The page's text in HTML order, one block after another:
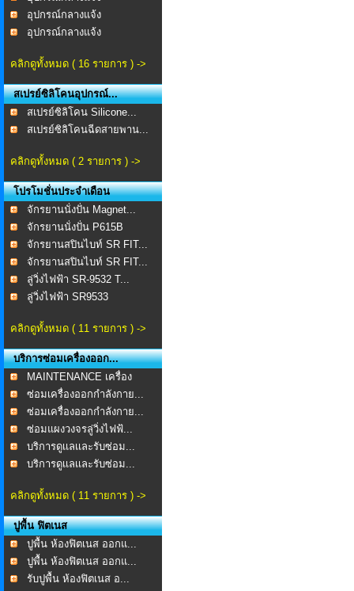
อุปกรณ์กลางแจ้ง
อุปกรณ์กลางแจ้ง
คลิกดูทั้งหมด ( 16 รายการ ) ->
สเปรย์ซิลิโคนอุปกรณ์...
สเปรย์ซิลิโคน Silicone...
สเปรย์ซิลิโคนฉีดสายพาน...
คลิกดูทั้งหมด ( 2 รายการ ) ->
โปรโมชั่นประจำเดือน
จักรยานนั่งปั่น Magnet...
จักรยานนั่งปั่น P615B
จักรยานสปินไบท์ SR FIT...
จักรยานสปินไบท์ SR FIT...
ลู่วิ่งไฟฟ้า SR-9532 T...
ลู่วิ่งไฟฟ้า SR9533
คลิกดูทั้งหมด ( 11 รายการ ) ->
บริการซ่อมเครื่องออก...
MAINTENANCE เครื่อง
ออก...ซ่อมเครื่องออกกำลังกาย...
ซ่อมเครื่องออกกำลังกาย...
ซ่อมแผงวงจรลู่วิ่งไฟฟ้...
บริการดูเเลเเละรับซ่อม...
บริการดูเเลเเละรับซ่อม...
คลิกดูทั้งหมด ( 11 รายการ ) ->
ปูพื้น ฟิตเนส
ปูพื้น ห้องฟิตเนส ออกแ...
ปูพื้น ห้องฟิตเนส ออกแ...
รับปูพื้น ห้องฟิตเนส อ...